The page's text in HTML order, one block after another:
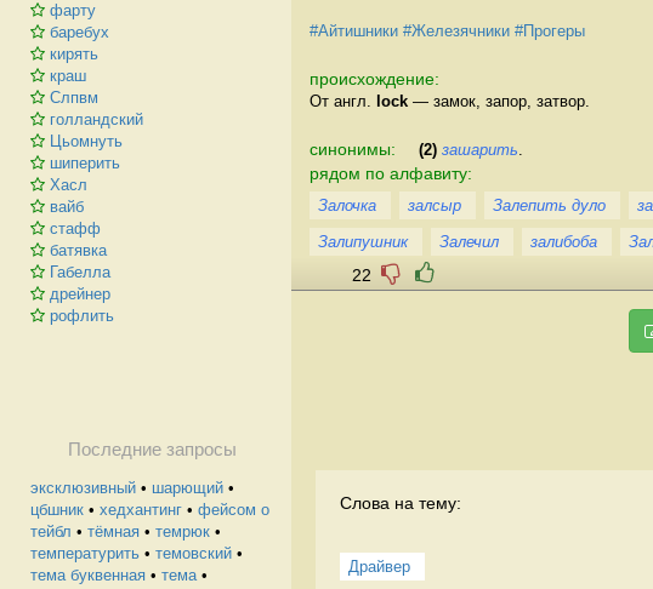
фарту
баребух
кирять
краш
Слпвм
голландский
Цьомнуть
шиперить
Хасл
вайб
стафф
батявка
Габелла
дрейнер
рофлить
Последние запросы
эксклюзивный • шарющий •
цбшник • хедхантинг • фейсом о
тейбл • тёмная • темрюк •
температурить • темовский •
тема буквенная • тема•
#Айтишники #Железячники #Прогеры
происхождение:
От англ. lock — замок, запор, затвор.
синонимы: (2) зашарить
рядом по алфавиту:
Залочка залсыр Залепить дуло
Залипушник
Залечил залибоба
22
Слова на тему:
Драйвер